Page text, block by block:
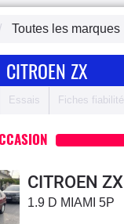
Toutes les marques
CITROEN ZX
Essais Fiches fiabilité
CITROEN ZX
1.9 D MIAMI 5P